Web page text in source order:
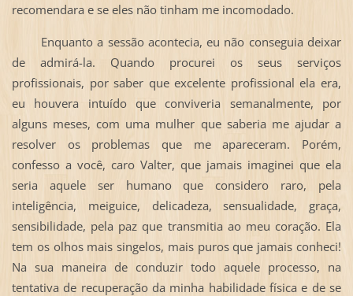
recomendara e se eles não tinham me incomodado.
Enquanto a sessão acontecia, eu não conseguia deixar
de admirá-la. Quando procurei os seus serviços
profissionais, por saber que excelente profissional ela era,
eu houvera intuído que conviveria semanalmente, por
alguns meses, com uma mulher que saberia me ajudar a
resolver os problemas que me apareceram. Porém,
confesso a você, caro Valter, que jamais imaginei que ela
seria aquele ser humano que considero raro, pela
inteligência, meiguice, delicadeza, sensualidade, graça,
sensibilidade, pela paz que transmitia ao meu coração. Ela
tem os olhos mais singelos, mais puros que jamais conheci!
Na sua maneira de conduzir todo aquele processo, na
tentativa de recuperação da minha habilidade física e de se